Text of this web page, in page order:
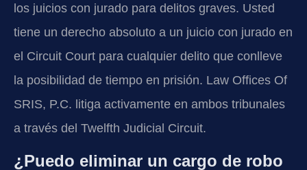
los juicios con jurado para delitos graves. Usted
tiene un derecho absoluto a un juicio con jurado en
el Circuit Court para cualquier delito que conlleve
la posibilidad de tiempo en prisión. Law Offices Of
SRIS, P.C. litiga activamente en ambos tribunales
a través del Twelfth Judicial Circuit.
¿Puedo eliminar un cargo de robo